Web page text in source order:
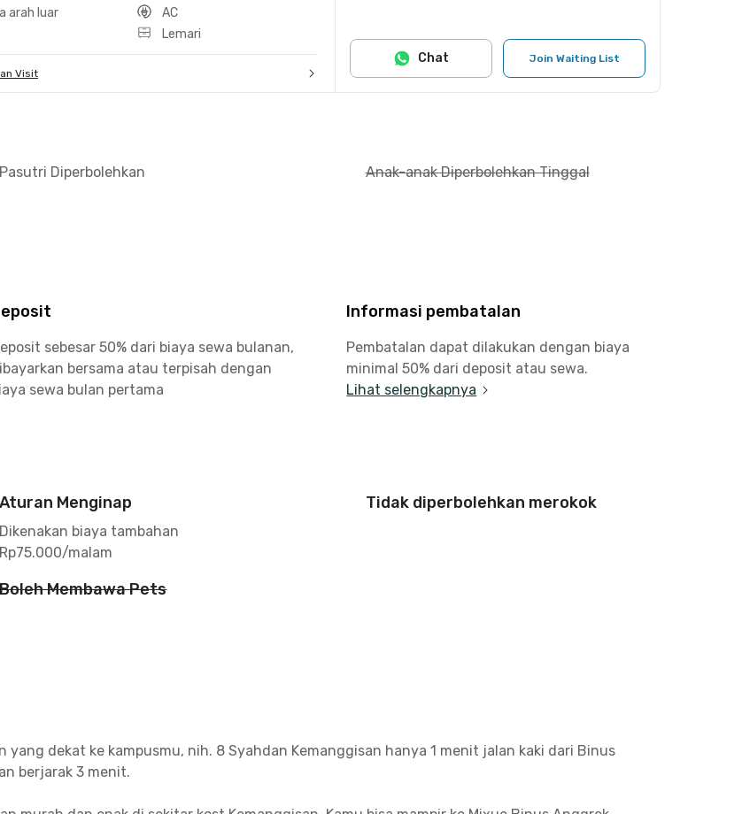
arah luar
AC
Lemari
Visit
Join Waiting List
Chat
Pasutri Diperbolehkan Anak-anak Diperbolehkan Tinggal
sebesar 50% dari biaya sewa bulanan,
bersama atau terpisah dengan
sewa bulan pertama
Informasi pembatalan
Pembatalan dapat dilakukan dengan biaya
minimal 50% dari deposit atau sewa.
Lihat selengkapnya
Aturan Menginap
Dikenakan biaya tambahan
Rp75.000/malam
Tidak diperbolehkan merokok
Boleh Membawa Pets
dekat ke kampusmu, nih. 8 Syahdan Kemanggisan hanya 1 menit jalan kaki dari Binus
berjarak 3 menit.